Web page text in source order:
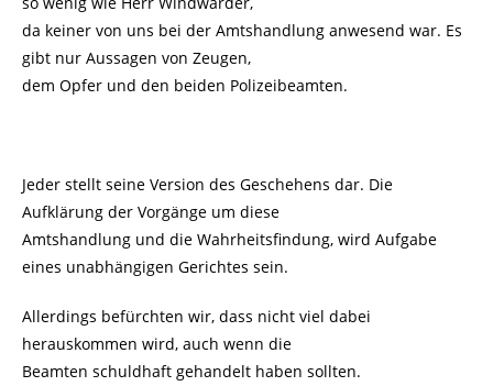
da keiner von uns bei der Amtshandlung anwesend war. Es
gibt nur Aussagen von Zeugen,
dem Opfer und den beiden Polizeibeamten.
Jeder stellt seine Version des Geschehens dar. Die
Aufklärung der Vorgänge um diese
Amtshandlung und die Wahrheitsfindung, wird Aufgabe
eines unabhängigen Gerichtes sein.
Allerdings befürchten wir, dass nicht viel dabei
herauskommen wird, auch wenn die
Beamten schuldhaft gehandelt haben sollten.